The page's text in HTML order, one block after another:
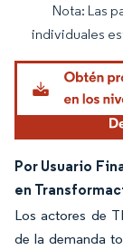
Imagen © Mordor
Nota: Las
individuales
Por Usuario
en
Los actores de
de la demanda